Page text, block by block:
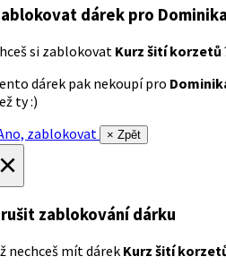
dárek pro
si zablokovat Kurz šití korzetů
dárek pak nekoupí pro
ty :)
zablokovat
× Zpět
zablokování dárku
nechceš mít dárek Kurz šití